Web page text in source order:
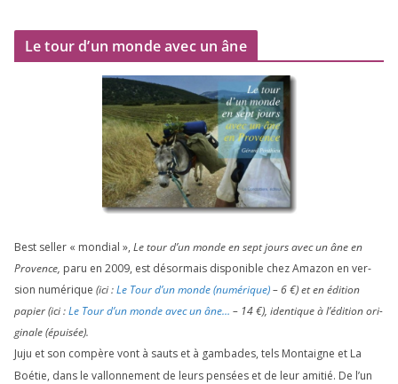
Le tour d’un monde avec un âne
Best sel­ler « mon­dial », Le tour d’un monde en sept jours avec un âne en
Provence, paru en 2009, est désor­mais dis­po­nible chez Amazon en ver­
sion numé­rique (ici :Le Tour d’un monde (numé­rique)–6€) et en édi­tion
papier (ici :Le Tour d’un monde avec un âne… – 14€), iden­tique à l’é­di­tion ori­
gi­nale (épui­sée).
Juju et son com­père vont à sauts et à gam­bades, tels Montaigne et La
Boétie, dans le val­lon­ne­ment de leurs pen­sées et de leur ami­tié. De l’un